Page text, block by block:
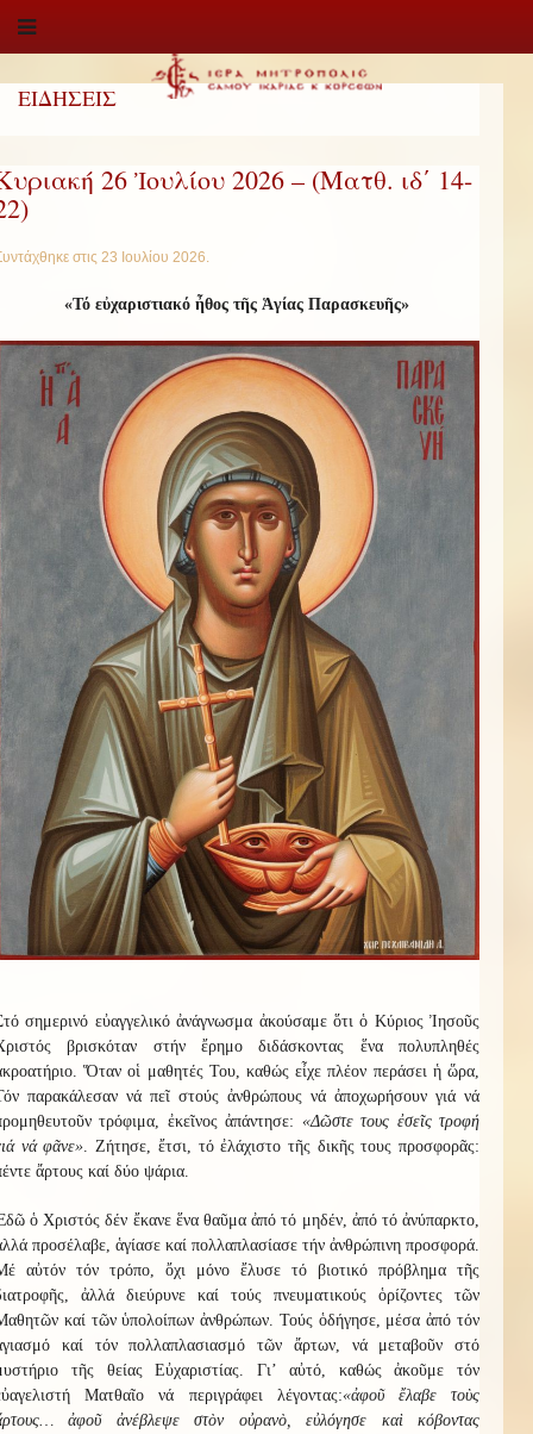
ΕΙΔΗΣΕΙΣ
26 Ἰουλίου 2026 – (Ματθ. ιδ΄ 14-
στις 23 Ιουλίου 2026.
«Τό εὐχαριστιακό ἦθος τῆς Ἁγίας Παρασκευῆς»
σημερινό εὐαγγελικό ἀνάγνωσμα ἀκούσαμε ὅτι ὁ Κύριος Ἰησοῦς
βρισκόταν στήν ἔρημο διδάσκοντας ἕνα πολυπληθές
Ὅταν οἱ μαθητές Του, καθώς εἶχε πλέον περάσει ἡ ὥρα,
παρακάλεσαν νά πεῖ στούς ἀνθρώπους νά ἀποχωρήσουν γιά νά
τρόφιμα, ἐκεῖνος ἀπάντησε: «Δῶστε τους ἐσεῖς τροφή
νά φᾶνε». Ζήτησε, ἔτσι, τό ἐλάχιστο τῆς δικῆς τους προσφορᾶς:
ἄρτους καί δύο ψάρια.
ὁ Χριστός δέν ἔκανε ἕνα θαῦμα ἀπό τό μηδέν, ἀπό τό ἀνύπαρκτο,
προσέλαβε, ἁγίασε καί πολλαπλασίασε τήν ἀνθρώπινη προσφορά.
αὐτόν τόν τρόπο, ὄχι μόνο ἔλυσε τό βιοτικό πρόβλημα τῆς
ἀλλά διεύρυνε καί τούς πνευματικούς ὁρίζοντες τῶν
καί τῶν ὑπολοίπων ἀνθρώπων. Τούς ὁδήγησε, μέσα ἀπό τόν
καί τόν πολλαπλασιασμό τῶν ἄρτων, νά μεταβοῦν στό
τῆς θείας Εὐχαριστίας. Γι’ αὐτό, καθώς ἀκοῦμε τόν
Ματθαῖο νά περιγράφει λέγοντας:«ἀφοῦ ἔλαβε τοὺς
ἀφοῦ ἀνέβλεψε στὸν οὐρανὸ, εὐλόγησε καὶ κόβοντας